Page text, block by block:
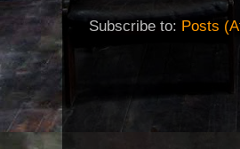
Subscribe to: Posts